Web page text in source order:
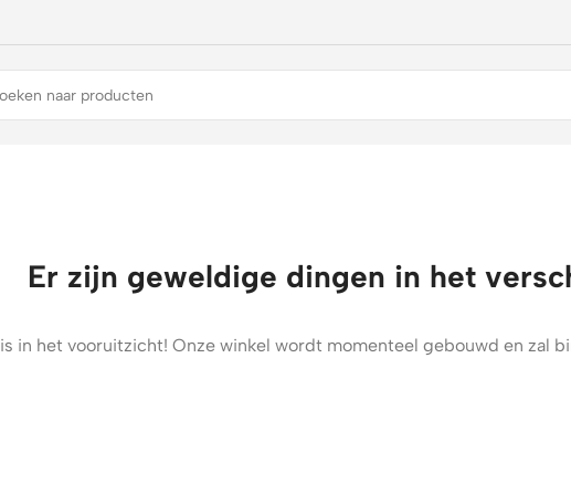
Er zijn geweldige dingen in het
in het vooruitzicht! Onze winkel wordt momenteel gebouwd en zal